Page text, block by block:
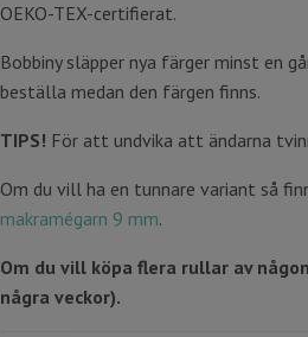
OEKO-TEX-certifierat.
Bobbiny släpper nya färger minst en
beställa medan den färgen finns.
TIPS! För att undvika att ändarna
Om du vill ha en tunnare variant så
makramégarn 9 mm.
Om du vill köpa flera rullar av
några veckor).